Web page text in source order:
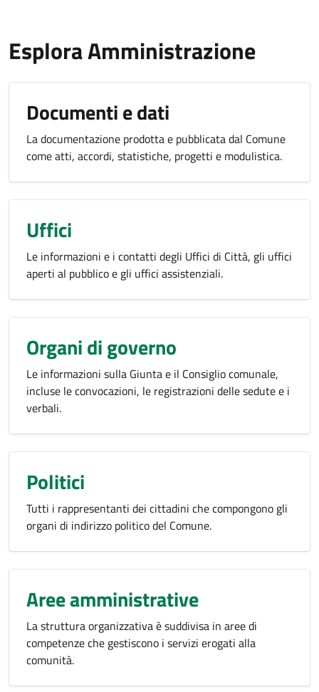
Esplora Amministrazione
Documenti e dati
La documentazione prodotta e pubblicata dal Comune
come atti, accordi, statistiche, progetti e modulistica.
Uffici
Le informazioni e i contatti degli Uffici di Città, gli uffici
aperti al pubblico e gli uffici assistenziali.
Organi di governo
Le informazioni sulla Giunta e il Consiglio comunale,
incluse le convocazioni, le registrazioni delle sedute e i
verbali.
Politici
Tutti i rappresentanti dei cittadini che compongono gli
organi di indirizzo politico del Comune.
Aree amministrative
La struttura organizzativa è suddivisa in aree di
competenze che gestiscono i servizi erogati alla
comunità.